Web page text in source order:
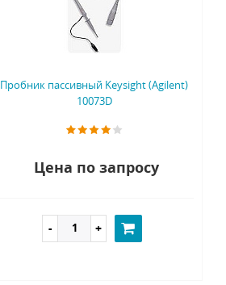
Пробник пассивный Keysight (Agilent)
10073D
Цена по запросу